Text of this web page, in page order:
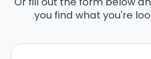
you find what you're